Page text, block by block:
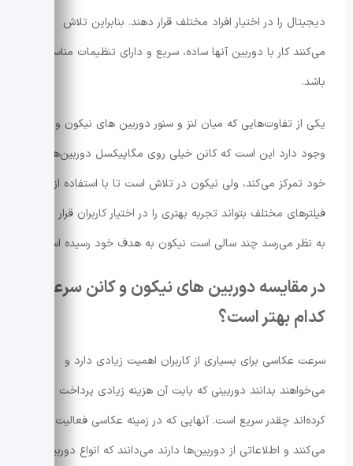
دیجیتال را در اختیار افراد مختلف قرار دهند. بنابراین تلاش
می‌کنند کار با دوربین آنها ساده، سریع و دارای تنظیمات مناسب
باشد.
یکی از تفاوت‌هایی که میان لنز و سنور دوربین های نیکون و کانن
وجود دارد این است که کانن خیلی روی مگاپیکسل دوربین‌های
خود تمرکز می‌کند، ولی نیکون در تلاش است تا با استفاده از
فیلترهای مختلف بتواند تجربه‌ بهتری را در اختیار کاربران قرار دهد.
به نظر می‌رسد چند سالی است نیکون به هدف خود رسیده است.
در مقایسه دوربین های نیکون و کانن سرعت
کدام بهتر است؟
سرعت عکاسی برای بسیاری از کاربران اهمیت زیادی دارد و
می‌خواهند بدانند دوربینی که بابت آن هزینه زیادی پرداخت
کرده‌اند چقدر سریع است. آنهایی که در زمینه عکاسی فعالیت
می‌کنند و اطلاعاتی از دوربین‌ها دارند می‌دانند که انواع دوربین